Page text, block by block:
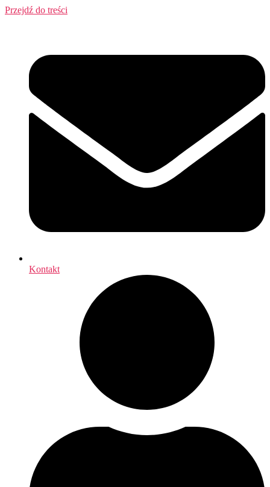
Przejdź do treści
Kontakt